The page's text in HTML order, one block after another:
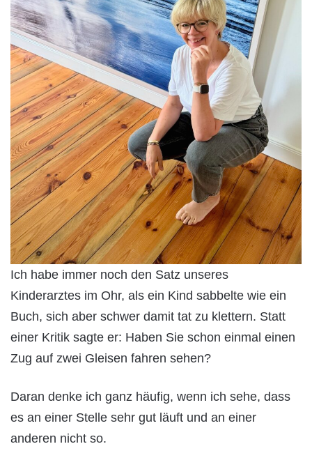
Ich habe immer noch den Satz unseres
Kinderarztes im Ohr, als ein Kind sabbelte wie ein
Buch, sich aber schwer damit tat zu klettern. Statt
einer Kritik sagte er: Haben Sie schon einmal einen
Zug auf zwei Gleisen fahren sehen?
Daran denke ich ganz häufig, wenn ich sehe, dass
es an einer Stelle sehr gut läuft und an einer
anderen nicht so.